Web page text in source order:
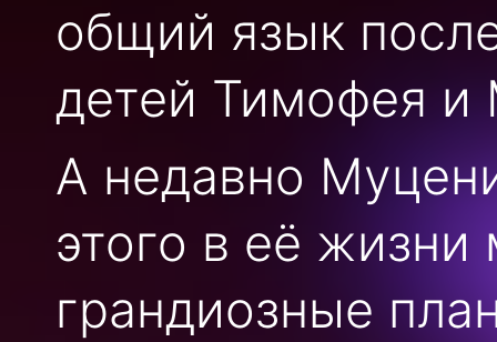
общий язык
детей Тимофея и
А недавно
этого в её
грандиозные